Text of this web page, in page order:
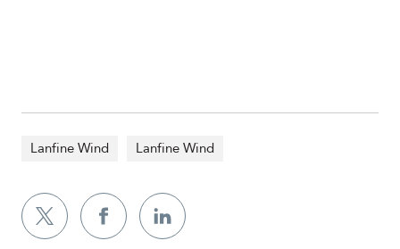
Lanfine Wind Lanfine Wind